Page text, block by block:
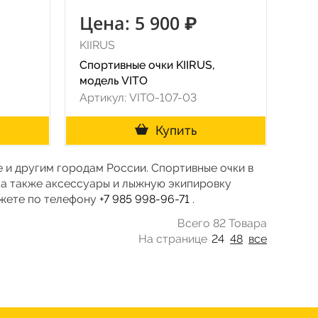
Цена: 5 900 ₽
KIIRUS
Спортивные очки KIIRUS,
модель VITO
Артикул: VITO-107-03
Купить
другим городам России. Спортивные очки в
также аксессуары и лыжную экипировку
по телефону +7 985 998-96-71 .
Всего 82 Товара
На странице 24 48 все